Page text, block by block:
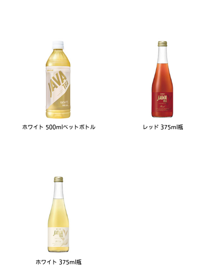
ホワイト 500mlペットボトル レッド 375ml瓶
ホワイト 375ml瓶